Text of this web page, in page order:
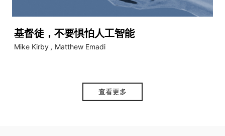
基督徒，不要惧怕人工智能
Mike Kirby , Matthew Emadi
查看更多